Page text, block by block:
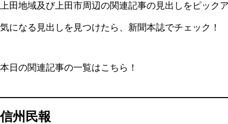
上田地域及び上田市周辺の関連記事の見出しをピック
気になる見出しを見つけたら、新聞本誌でチェック！
本日の関連記事の一覧はこちら！
信州民報